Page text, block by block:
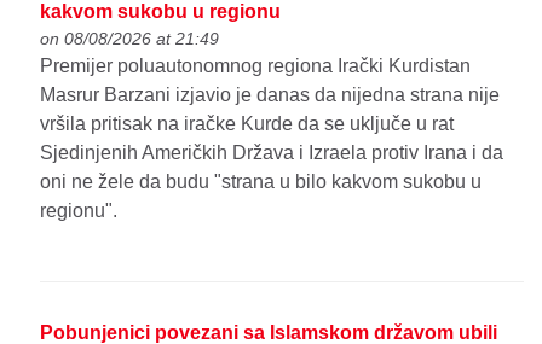
kakvom sukobu u regionu
on 08/08/2026 at 21:49
Premijer poluautonomnog regiona Irački Kurdistan
Masrur Barzani izjavio je danas da nijedna strana nije
vršila pritisak na iračke Kurde da se uključe u rat
Sjedinjenih Američkih Država i Izraela protiv Irana i da
oni ne žele da budu "strana u bilo kakvom sukobu u
regionu".
Pobunjenici povezani sa Islamskom državom ubili